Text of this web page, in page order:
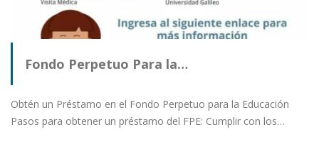
Fondo Perpetuo Para la…
Obtén un Préstamo en el Fondo Perpetuo para la Educación
Pasos para obtener un préstamo del FPE: Cumplir con los…